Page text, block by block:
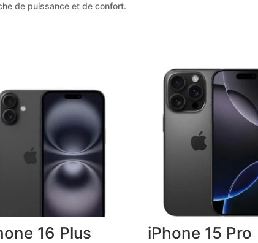
de puissance et de confort.
16 Plus iPhone 15 Pro